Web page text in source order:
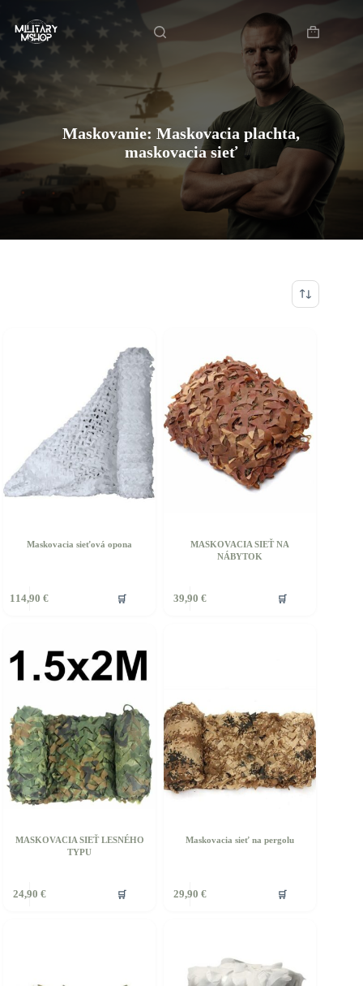
content
Shopping
Domov
Maskovanie: Maskovacia plachta,
maskovacia sieť
Maskovacia sieťová opona
114,90€ 🛒
MASKOVACIA SIEŤ NA
NÁBYTOK
39,90 € 🛒
MASKOVACIA SIEŤ LESNÉHO
TYPU
24,90 € 🛒
Maskovacia sieť na pergolu
29,90 € 🛒